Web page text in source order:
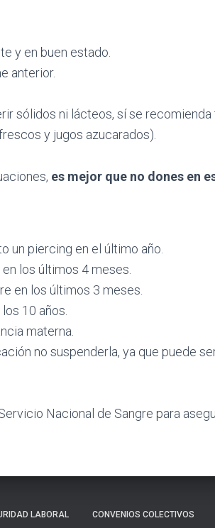
y en buen estado.
anterior.
sólidos ni lácteos, sí se
y jugos azucarados).
es mejor que no dones en
un piercing en el último año.
los últimos 4 meses.
en los últimos 3 meses.
10 años.
materna.
no suspenderla, ya que puede
Nacional de Sangre para
LABORAL CONVENIOS COLECTIVOS